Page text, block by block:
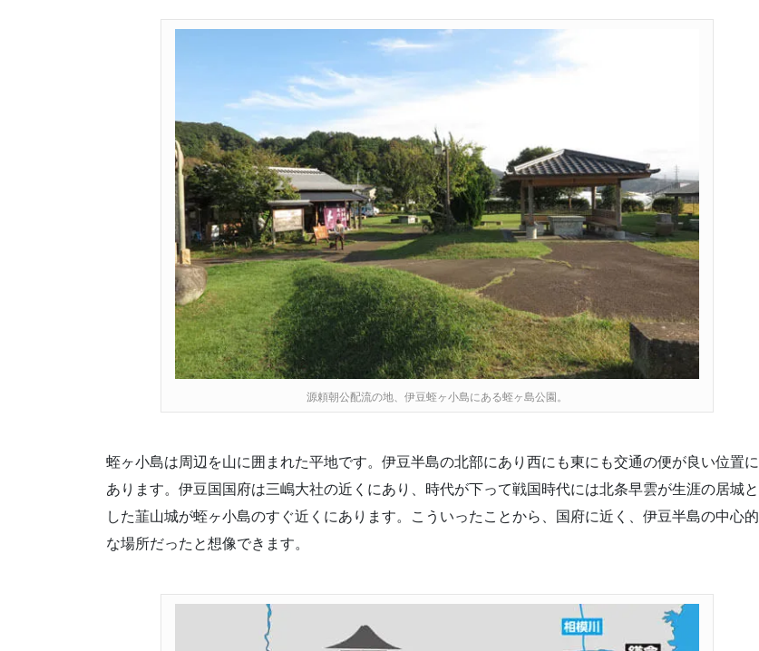
源頼朝公配流の地、伊豆蛭ヶ小島にある蛭ヶ島公園。
蛭ヶ小島は周辺を山に囲まれた平地です。伊豆半島の北部にあり西にも東にも交通の便が良い位置に
あります。伊豆国国府は三嶋大社の近くにあり、時代が下って戦国時代には北条早雲が生涯の居城と
した韮山城が蛭ヶ小島のすぐ近くにあります。こういったことから、国府に近く、伊豆半島の中心的
な場所だったと想像できます。